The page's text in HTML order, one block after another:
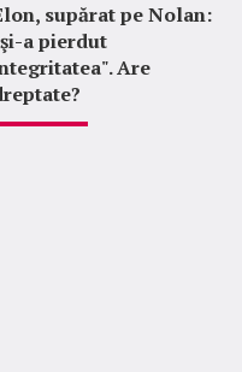
supărat pe Nolan:
a pierdut
Are